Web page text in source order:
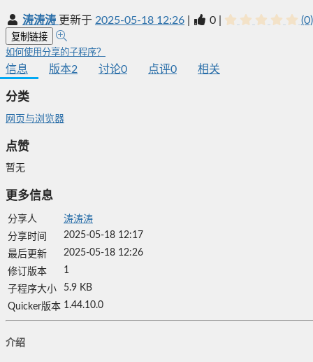
涛涛涛 更新于 2025-05-18 12:26 0 (0)
复制链接
如何使用分享的子程序？
信息 版本2 讨论0 点评0 相关
分类
网页与浏览器
点赞
暂无
更多信息
分享人
涛涛涛
分享时间
2025-05-18 12:17
最后更新
2025-05-18 12:26
修订版本
1
子程序大小
5.9 KB
Quicker版本 1.44.10.0
介绍